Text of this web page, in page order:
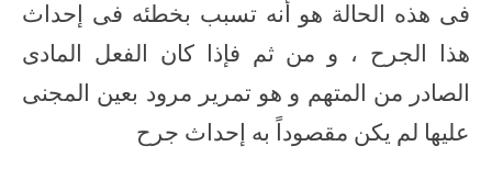
فى هذه الحالة هو أنه تسبب بخطئه فى إحداث
هذا الجرح ، و من ثم فإذا كان الفعل المادى
الصادر من المتهم و هو تمرير مرود بعين المجنى
عليها لم يكن مقصوداً به إحداث جرح